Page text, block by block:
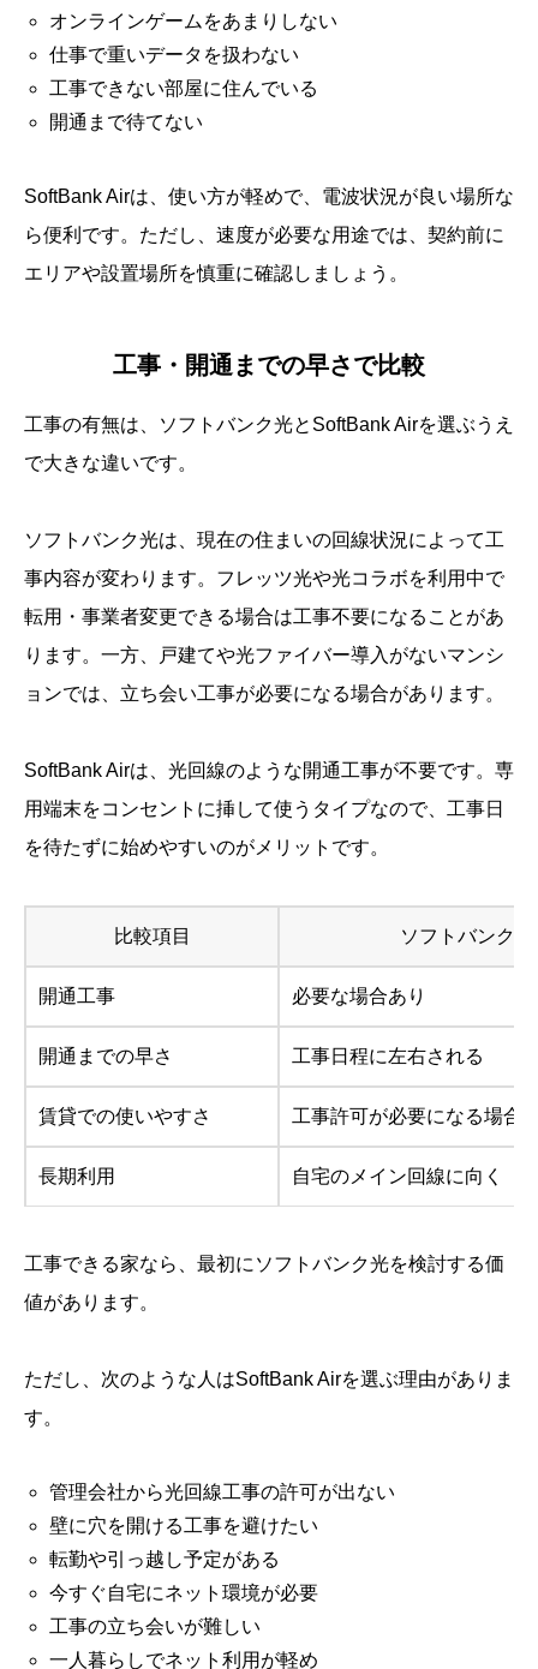
オンラインゲームをあまりしない
仕事で重いデータを扱わない
工事できない部屋に住んでいる
開通まで待てない
SoftBank Airは、使い方が軽めで、電波状況が良い場所な
ら便利です。ただし、速度が必要な用途では、契約前に
エリアや設置場所を慎重に確認しましょう。
工事・開通までの早さで比較
工事の有無は、ソフトバンク光とSoftBank Airを選ぶうえ
で大きな違いです。
ソフトバンク光は、現在の住まいの回線状況によって工
事内容が変わります。フレッツ光や光コラボを利用中で
転用・事業者変更できる場合は工事不要になることがあ
ります。一方、戸建てや光ファイバー導入がないマンシ
ョンでは、立ち会い工事が必要になる場合があります。
SoftBank Airは、光回線のような開通工事が不要です。専
用端末をコンセントに挿して使うタイプなので、工事日
を待たずに始めやすいのがメリットです。
比較項目 ソフトバンク光
開通工事 必要な場合あり
開通までの早さ 工事日程に左右される
賃貸での使いやすさ 工事許可が必要になる場合
長期利用 自宅のメイン回線に向く
工事できる家なら、最初にソフトバンク光を検討する価
値があります。
ただし、次のような人はSoftBank Airを選ぶ理由がありま
す。
管理会社から光回線工事の許可が出ない
壁に穴を開ける工事を避けたい
転勤や引っ越し予定がある
今すぐ自宅にネット環境が必要
工事の立ち会いが難しい
一人暮らしでネット利用が軽め